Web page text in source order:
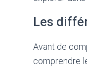
Les
Avant de
comprendre